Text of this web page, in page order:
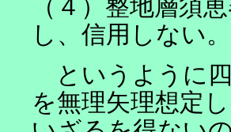
（４）整地層須
し、信用しない。
というように
を無理矢理想定